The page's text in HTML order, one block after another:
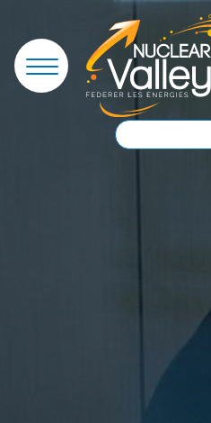
Panneau de gestion des cookies